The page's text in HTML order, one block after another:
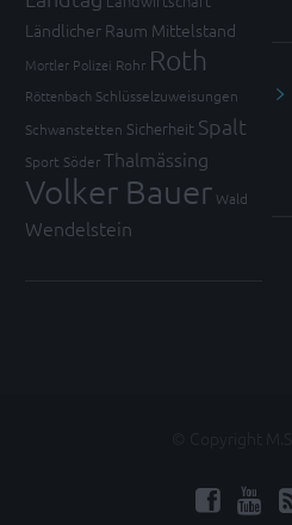
Ländlicher Raum Mittelstand
Mortler Polizei Rohr Roth
Röttenbach Schlüsselzuweisungen
Schwanstetten Sicherheit Spalt
Sport SöderThalmässing
Volker BauerWald
Wendelstein